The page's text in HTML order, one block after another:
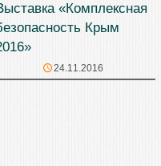
«Комплексная
Крым
24.11.2016